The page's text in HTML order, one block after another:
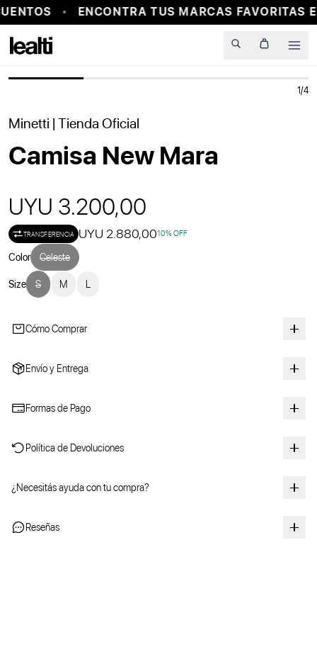
ENCONTRA TUS MARCAS FAVORITAS
PROBADOR VIRTUAL
1/4
Minetti | Tienda Oficial
Camisa New Mara
UYU 3.200,00
TRANSFERENCIA UYU 2.880,0010% OFF
Color Celeste
Size S M L
Cómo Comprar
Envío y Entrega
Formas de Pago
Política de Devoluciones
¿Necesitás ayuda con tu compra?
Reseñas